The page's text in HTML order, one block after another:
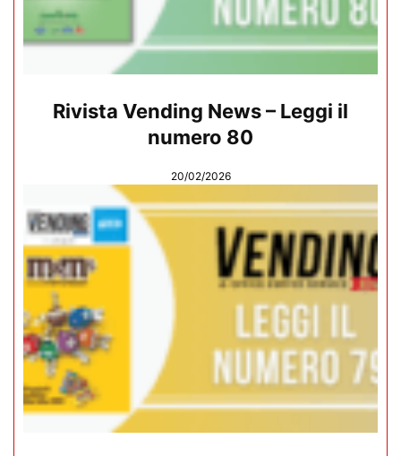
Rivista Vending News – Leggi il
numero 80
20/02/2026